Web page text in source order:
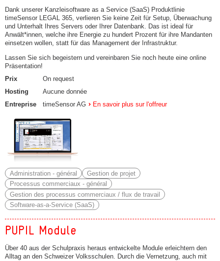
Dank unserer Kanzleisoftware as a Service (SaaS) Produktlinie
timeSensor LEGAL 365, verlieren Sie keine Zeit für Setup, Überwachung
und Unterhalt Ihres Servers oder Ihrer Datenbank. Das ist ideal für
Anwält*innen, welche ihre Energie zu hundert Prozent für ihre Mandanten
einsetzen wollen, statt für das Management der Infrastruktur.
Lassen Sie sich begeistern und vereinbaren Sie noch heute eine online
Präsentation!
Prix
On request
Hosting
Aucune donnée
Entreprise
timeSensor AG En savoir plus sur l'offreur
Administration - général
Gestion de projet
Processus commerciaux - général
Gestion des processus commerciaux / flux de travail
Software-as-a-Service (SaaS)
PUPIL Module
Über 40 aus der Schulpraxis heraus entwickelte Module erleichtern den
Alltag an den Schweizer Volksschulen. Durch die Vernetzung, auch mit